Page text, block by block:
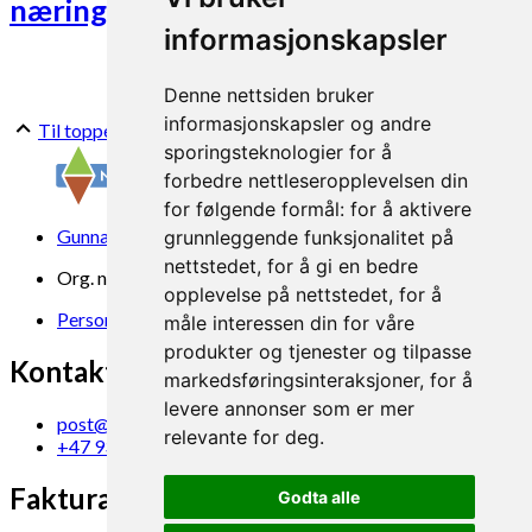
informasjonskapsler
Denne nettsiden bruker
informasjonskapsler og andre
sporingsteknologier for å
forbedre nettleseropplevelsen din
for følgende formål: for å aktivere
grunnleggende funksjonalitet på
nettstedet, for å gi en bedre
opplevelse på nettstedet, for å
måle interessen din for våre
produkter og tjenester og tilpasse
markedsføringsinteraksjoner, for å
levere annonser som er mer
relevante for deg.
Godta alle
næringsstoff og redusert avrenning
Til toppen
Gunnars veg 6, 6630 Tingvoll
Org. nr. 969 840 383
Personvern
Kontakt oss
post@norsok.no
+47 930 09 884
Fakturamottak